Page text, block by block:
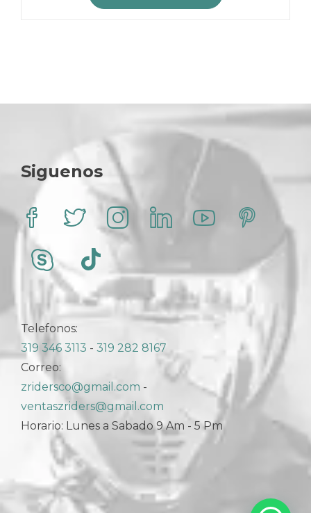
era:
es:
Siguenos
Telefonos:
319 346 3113 - 319 282 8167
Correo:
zridersco@gmail.com -
ventaszriders@gmail.com
Horario: Lunes a Sabado 9 Am - 5 Pm